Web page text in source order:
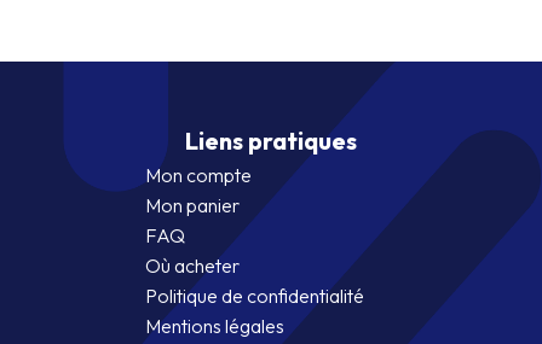
Liens pratiques
Mon compte
Mon panier
FAQ
Où acheter
Politique de confidentialité
Mentions légales